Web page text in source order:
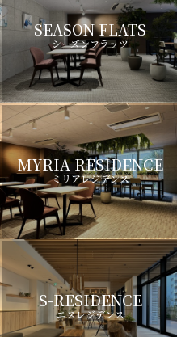
SEASON FLATS
シーズンフラッツ
MYRIA RESIDENCE
ミリアレジデンス
S-RESIDENCE
エスレジデンス